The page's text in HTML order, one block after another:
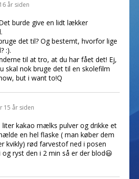
år siden
burde give en lidt lækker
det til? Og bestemt, hvorfor lige
:).
til at tro, at du har fået det! Ej,
skal nok bruge det til en skolefilm
but i want to!Q
15 år siden
liter kakao mælks pulver og drikke et
en hel flaske ( man køber dem
kvikly) rød farvestof ned i posen
ryst den i 2 min så er der blod😃